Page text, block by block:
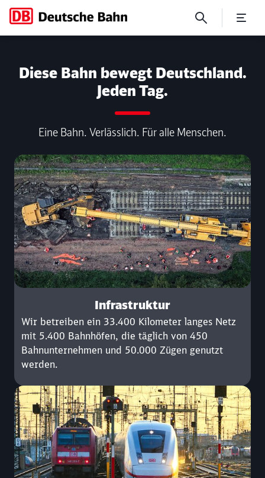
Diese Bahn bewegt Deutschland.
Jeden Tag.
Eine Bahn. Verlässlich. Für alle Menschen.
Infrastruktur
Wir betreiben ein 33.400 Kilometer langes Netz
mit 5.400 Bahnhöfen, die täglich von 450
Bahnunternehmen und 50.000 Zügen genutzt
werden.